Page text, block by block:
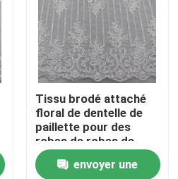
Tissu brodé attaché
floral de dentelle de
paillette pour des
robes de robes de
mariée
envoyer une